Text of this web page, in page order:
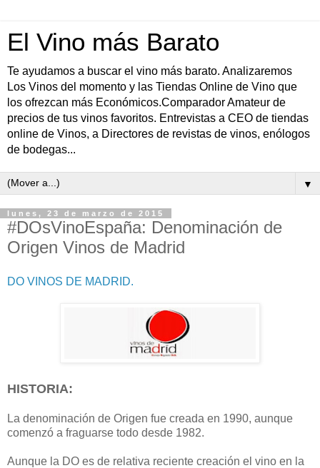
El Vino más Barato
Te ayudamos a buscar el vino más barato. Analizaremos
Los Vinos del momento y las Tiendas Online de Vino que
los ofrezcan más Económicos.Comparador Amateur de
precios de tus vinos favoritos. Entrevistas a CEO de tiendas
online de Vinos, a Directores de revistas de vinos, enólogos
de bodegas...
▼
lunes, 23 de marzo de 2015
#DOsVinoEspaña: Denominación de
Origen Vinos de Madrid
DO VINOS DE MADRID.
HISTORIA:
La denominación de Origen fue creada en 1990, aunque
comenzó a fraguarse todo desde 1982.
Aunque la DO es de relativa reciente creación el vino en la